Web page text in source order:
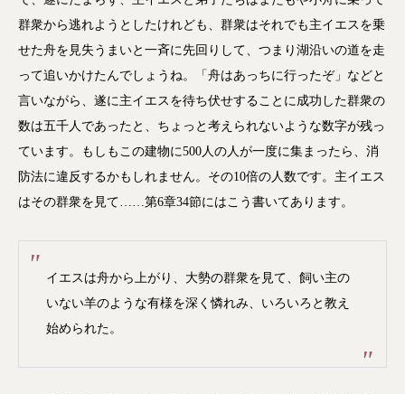
群衆から逃れようとしたけれども、群衆はそれでも主イエスを乗
せた舟を見失うまいと一斉に先回りして、つまり湖沿いの道を走
って追いかけたんでしょうね。「舟はあっちに行ったぞ」などと
言いながら、遂に主イエスを待ち伏せすることに成功した群衆の
数は五千人であったと、ちょっと考えられないような数字が残っ
ています。もしもこの建物に500人の人が一度に集まったら、消
防法に違反するかもしれません。その10倍の人数です。主イエス
はその群衆を見て……第6章34節にはこう書いてあります。
イエスは舟から上がり、大勢の群衆を見て、飼い主の
いない羊のような有様を深く憐れみ、いろいろと教え
始められた。